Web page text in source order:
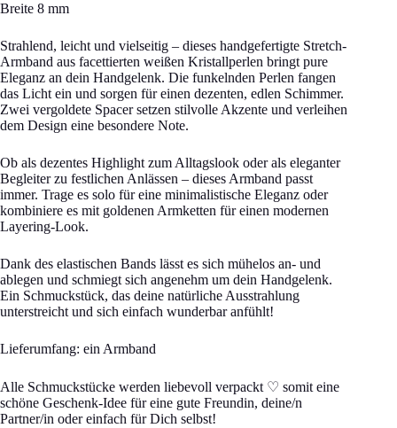
Breite 8 mm
Strahlend, leicht und vielseitig – dieses handgefertigte Stretch-
Armband aus facettierten weißen Kristallperlen bringt pure
Eleganz an dein Handgelenk. Die funkelnden Perlen fangen
das Licht ein und sorgen für einen dezenten, edlen Schimmer.
Zwei vergoldete Spacer setzen stilvolle Akzente und verleihen
dem Design eine besondere Note.
Ob als dezentes Highlight zum Alltagslook oder als eleganter
Begleiter zu festlichen Anlässen – dieses Armband passt
immer. Trage es solo für eine minimalistische Eleganz oder
kombiniere es mit goldenen Armketten für einen modernen
Layering-Look.
Dank des elastischen Bands lässt es sich mühelos an- und
ablegen und schmiegt sich angenehm um dein Handgelenk.
Ein Schmuckstück, das deine natürliche Ausstrahlung
unterstreicht und sich einfach wunderbar anfühlt!
Lieferumfang: ein Armband
Alle Schmuckstücke werden liebevoll verpackt ♡ somit eine
schöne Geschenk-Idee für eine gute Freundin, deine/n
Partner/in oder einfach für Dich selbst!